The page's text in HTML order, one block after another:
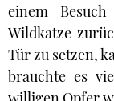
einem
Wildkatze
Tür zu setzen,
brauchte es